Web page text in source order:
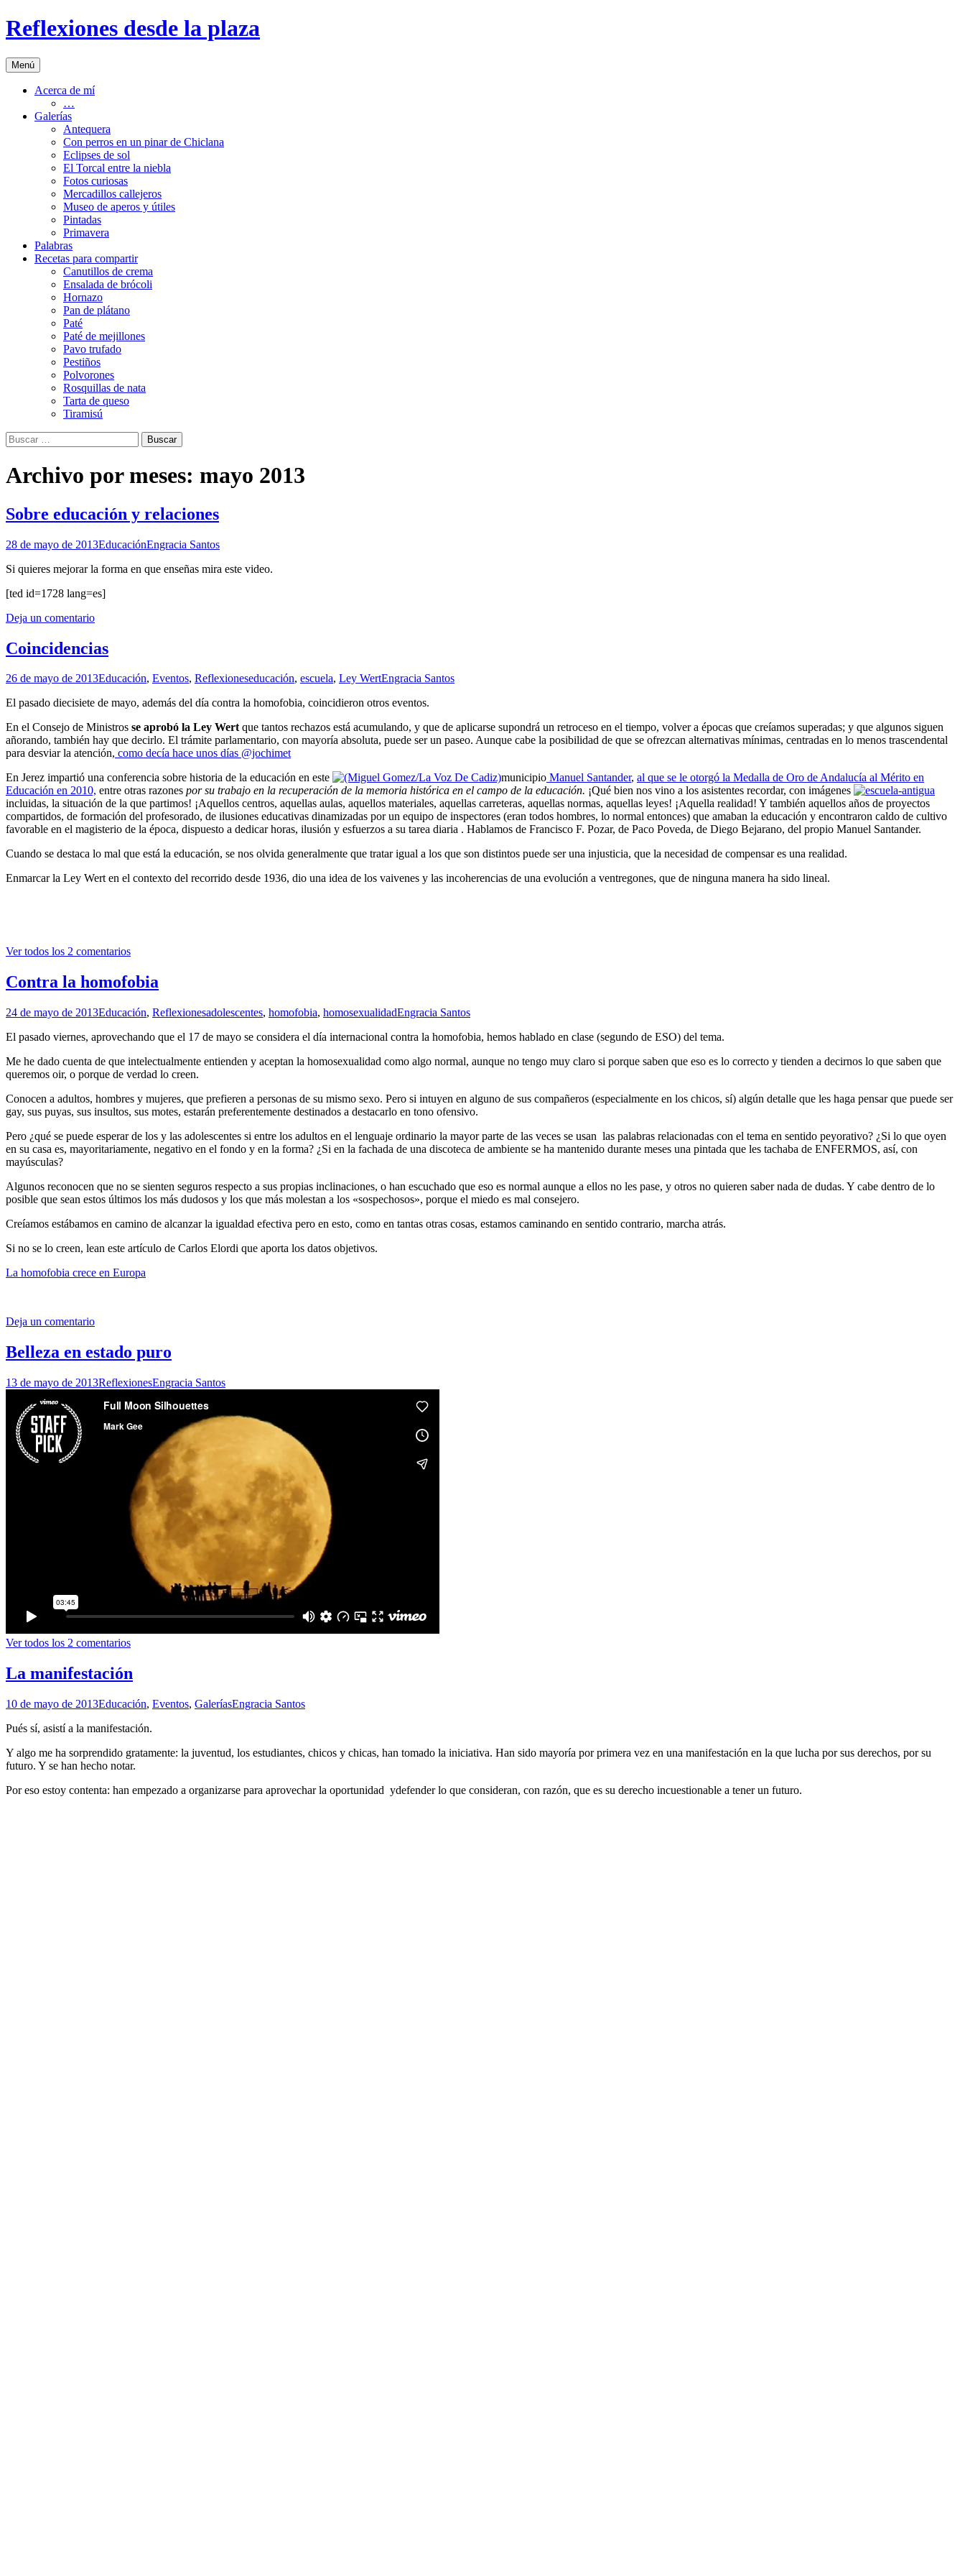
Saltar
al
Reflexiones desde la plaza
Menú
Acerca de mí
…
Galerías
Antequera
Con perros en un pinar de Chiclana
Eclipses de sol
El Torcal entre la niebla
Fotos curiosas
Mercadillos callejeros
Museo de aperos y útiles
Pintadas
Primavera
Palabras
Recetas para compartir
Canutillos de crema
Ensalada de brócoli
Hornazo
Pan de plátano
Paté
Paté de mejillones
Pavo trufado
Pestiños
Polvorones
Rosquillas de nata
Tarta de queso
Tiramisú
Buscar:
Archivo por meses: mayo 2013
Sobre educación y relaciones
28 de mayo de 2013EducaciónEngracia Santos
Si quieres mejorar la forma en que enseñas mira este video.
[ted id=1728 lang=es]
Deja un comentario
Coincidencias
26 de mayo de 2013Educación, Eventos, Reflexioneseducación, escuela, Ley WertEngracia Santos
El pasado diecisiete de mayo, además del día contra la homofobia, coincidieron otros eventos.
En el Consejo de Ministros se aprobó la Ley Wertque tantos rechazos está acumulando, y que de aplicarse supondrá un retroceso en el tiempo, volver a épocas que creíamos superadas; y que algunos siguen
añorando, también hay que decirlo. El trámite parlamentario, con mayoría absoluta, puede ser un paseo. Aunque cabe la posibilidad de que se ofrezcan alternativas mínimas, centradas en lo menos trascendental
para desviar la atención, como decía hace unos días @jochimet
En Jerez impartió una conferencia sobre historia de la educación en este
municipio Manuel Santander, al que se le otorgó la Medalla de Oro de Andalucía al Mérito en
Educación en 2010, entre otras razones por su trabajo en la recuperación de la memoria histórica en el campo de la educación. ¡Qué bien nos vino a los asistentes recordar, con imágenes
incluidas, la situación de la que partimos! ¡Aquellos centros, aquellas aulas, aquellos materiales, aquellas carreteras, aquellas normas, aquellas leyes! ¡Aquella realidad! Y también aquellos años de proyectos
compartidos, de formación del profesorado, de ilusiones educativas dinamizadas por un equipo de inspectores (eran todos hombres, lo normal entonces) que amaban la educación y encontraron caldo de cultivo
favorable en el magisterio de la época, dispuesto a dedicar horas, ilusión y esfuerzos a su tarea diaria . Hablamos de Francisco F. Pozar, de Paco Poveda, de Diego Bejarano, del propio Manuel Santander.
Cuando se destaca lo mal que está la educación, se nos olvida generalmente que tratar igual a los que son distintos puede ser una injusticia, que la necesidad de compensar es una realidad.
Enmarcar la Ley Wert en el contexto del recorrido desde 1936, dio una idea de los vaivenes y las incoherencias de una evolución a ventregones, que de ninguna manera ha sido lineal.
Ver todos los 2 comentarios
Contra la homofobia
24 de mayo de 2013Educación, Reflexionesadolescentes, homofobia, homosexualidadEngracia Santos
El pasado viernes, aprovechando que el 17 de mayo se considera el día internacional contra la homofobia, hemos hablado en clase (segundo de ESO) del tema.
Me he dado cuenta de que intelectualmente entienden y aceptan la homosexualidad como algo normal, aunque no tengo muy claro si porque saben que eso es lo correcto y tienden a decirnos lo que saben que
queremos oir, o porque de verdad lo creen.
Conocen a adultos, hombres y mujeres, que prefieren a personas de su mismo sexo. Pero si intuyen en alguno de sus compañeros (especialmente en los chicos, sí) algún detalle que les haga pensar que puede ser
gay, sus puyas, sus insultos, sus motes, estarán preferentemente destinados a destacarlo en tono ofensivo.
Pero ¿qué se puede esperar de los y las adolescentes si entre los adultos en el lenguaje ordinario la mayor parte de las veces se usan las palabras relacionadas con el tema en sentido peyorativo? ¿Si lo que oyen
en su casa es, mayoritariamente, negativo en el fondo y en la forma? ¿Si en la fachada de una discoteca de ambiente se ha mantenido durante meses una pintada que les tachaba de ENFERMOS, así, con
mayúsculas?
Algunos reconocen que no se sienten seguros respecto a sus propias inclinaciones, o han escuchado que eso es normal aunque a ellos no les pase, y otros no quieren saber nada de dudas. Y cabe dentro de lo
posible que sean estos últimos los más dudosos y los que más molestan a los «sospechosos», porque el miedo es mal consejero.
Creíamos estábamos en camino de alcanzar la igualdad efectiva pero en esto, como en tantas otras cosas, estamos caminando en sentido contrario, marcha atrás.
Si no se lo creen, lean este artículo de Carlos Elordi que aporta los datos objetivos.
La homofobia crece en Europa
Deja un comentario
Belleza en estado puro
13 de mayo de 2013ReflexionesEngracia Santos
Ver todos los 2 comentarios
La manifestación
10 de mayo de 2013Educación, Eventos, GaleríasEngracia Santos
Pués sí, asistí a la manifestación.
Y algo me ha sorprendido gratamente: la juventud, los estudiantes, chicos y chicas, han tomado la iniciativa. Han sido mayoría por primera vez en una manifestación en la que lucha por sus derechos, por su
futuro. Y se han hecho notar.
Por eso estoy contenta: han empezado a organizarse para aprovechar la oportunidad ydefender lo que consideran, con razón, que es su derecho incuestionable a tener un futuro.